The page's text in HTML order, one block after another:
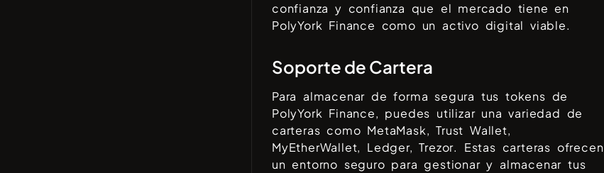
confianza y confianza que el mercado tiene en
PolyYork Finance como un activo digital viable.
Soporte de Cartera
Para almacenar de forma segura tus tokens de
PolyYork Finance, puedes utilizar una variedad de
carteras como MetaMask, Trust Wallet,
MyEtherWallet, Ledger, Trezor. Estas carteras ofrecen
un entorno seguro para gestionar y almacenar tus